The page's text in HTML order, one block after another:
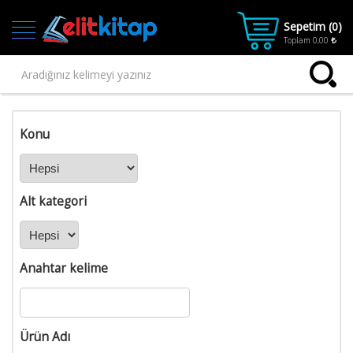
Sepetim (0)
Toplam 0,00
Konu
Alt kategori
Anahtar kelime
Ürün Adı
Kategoriler
Ana Sayfa
Kitap
2.SINIF
3.SINIF
4.SINIF
Kitaplar-